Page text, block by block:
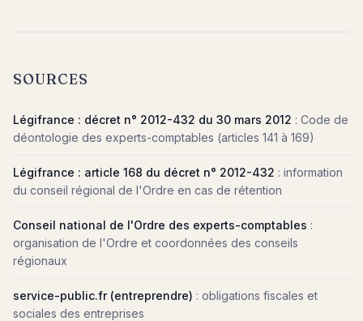
SOURCES
Légifrance : décret n° 2012-432 du 30 mars 2012 : Code de
déontologie des experts-comptables (articles 141 à 169)
Légifrance : article 168 du décret n° 2012-432 : information
du conseil régional de l'Ordre en cas de rétention
Conseil national de l'Ordre des experts-comptables :
organisation de l'Ordre et coordonnées des conseils
régionaux
service-public.fr (entreprendre) : obligations fiscales et
sociales des entreprises